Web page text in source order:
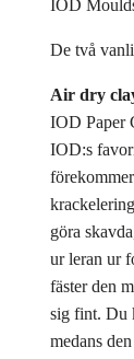
IOD
De två
Air dry
IOD Paper
IOD:s
göra
ur leran ur
fäster den
sig fint. Du
medans